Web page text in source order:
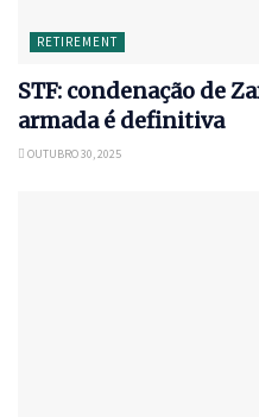
RETIREMENT
STF: condenação de
armada é definitiva
OUTUBRO 30, 2025